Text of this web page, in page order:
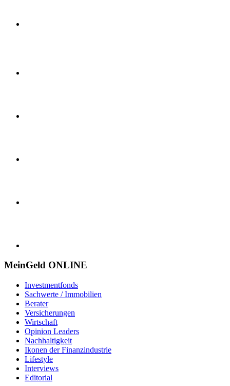
MeinGeld ONLINE
Investmentfonds
Sachwerte / Immobilien
Berater
Versicherungen
Wirtschaft
Opinion Leaders
Nachhaltigkeit
Ikonen der Finanzindustrie
Lifestyle
Interviews
Editorial